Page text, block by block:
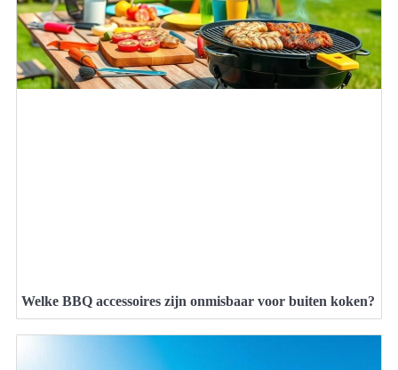
Welke BBQ accessoires zijn onmisbaar voor buiten koken?